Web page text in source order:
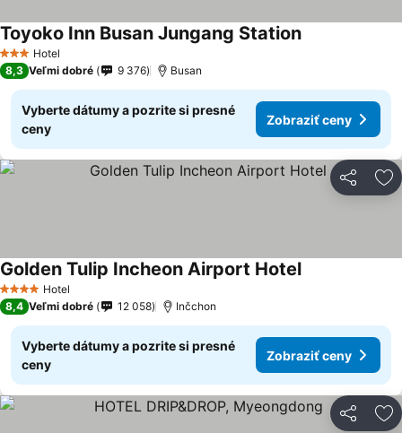
3 Počet hviezdičiek
Hotel
Toyoko Inn Busan Jungang StationZobraziť ceny
8,3 Veľmi dobré 9 376 Busan
Vyberte dátumy a pozrite si presné
ceny
Zobraziť ceny
Zdieľať
4 Počet hviezdičiek
Hotel
Golden Tulip Incheon Airport HotelZobraziť ceny
8,4 Veľmi dobré 12 058 Inčchon
Vyberte dátumy a pozrite si presné
ceny
Zobraziť ceny
Zdieľať